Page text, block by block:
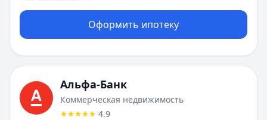
Оформить ипотеку
Альфа-Банк
Коммерческая недвижимость
4.9